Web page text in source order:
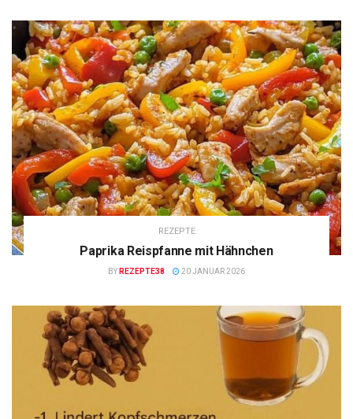
REZEPTE
Paprika Reispfanne mit Hähnchen
BY REZEPTE38 20 JANUAR 2026